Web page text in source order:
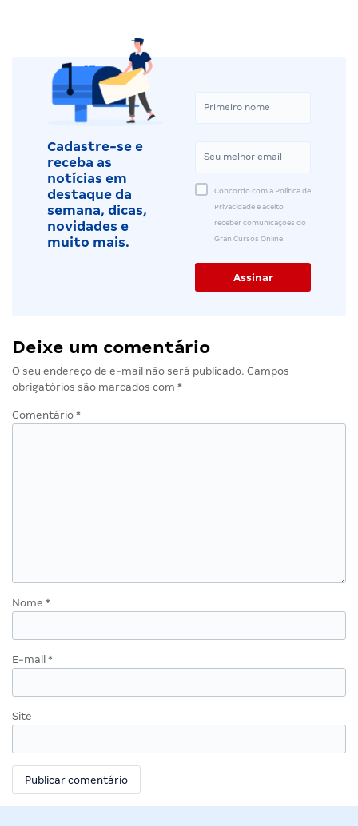
Cadastre-se e
receba as
notícias em
destaque da
semana, dicas,
novidades e
muito mais.
Concordo com a Política de
Privacidade e aceito
receber comunicações do
Gran Cursos Online.
Deixe um comentário
O seu endereço de e-mail não será publicado. Campos
obrigatórios são marcados com *
Comentário *
Nome *
E-mail *
Site